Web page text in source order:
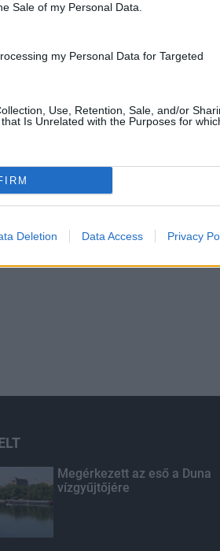
Sale of my Personal Data.
my Personal Data for Targeted
Use, Retention, Sale, and/or
Is Unrelated with the Purposes for
Deletion Data Access Privacy
Megérkezett az eső a Duna
vízgyűjtőjére